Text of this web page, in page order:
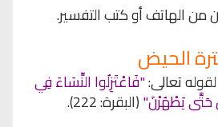
من الهاتف أو كتب التفسير.
تعالى:"فَاعْتَزِلُوا النِّسَاءَ فِي
حَتَّى يَطْهُرْنَ"(البقرة: 222).